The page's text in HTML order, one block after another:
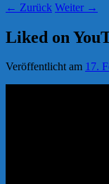
← Zurück Weiter →
Liked on
Veröffentlicht am 17.